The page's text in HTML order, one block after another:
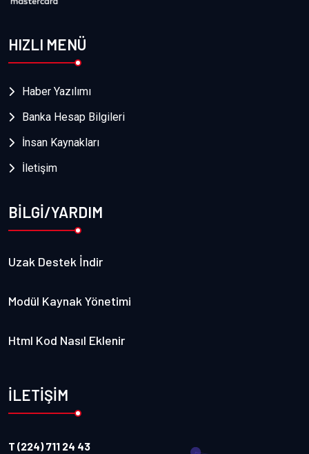
HIZLI MENÜ
Haber Yazılımı
Banka Hesap Bilgileri
İnsan Kaynakları
İletişim
BİLGİ/YARDIM
Uzak Destek İndir
Modül Kaynak Yönetimi
Html Kod Nasıl Eklenir
İLETİŞİM
T (224) 711 24 43